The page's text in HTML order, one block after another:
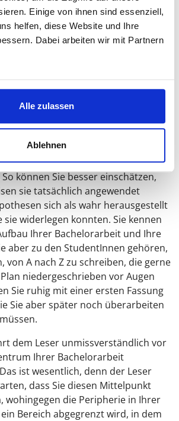
Einige von ihnen sind essenziell,
helfen, diese Website und Ihre
Dabei arbeiten wir mit Partnern
Alle zulassen
Ablehnen
Sie in Ihrer Einleitung beim Leser
nicht enttäuschen, sonst fühlt sich
Nase herumgeführt. Darüber
Ihrer Bachelorarbeit. Sie soll
sie nicht zu Beginn bereits
zu wollen.
Beginnen Sie mit der
Hauptteil Ihrer Bachelorarbeit auf
können Sie besser einschätzen,
sie tatsächlich angewendet
sich als wahr herausgestellt
sie widerlegen konnten. Sie kennen
Ihrer Bachelorarbeit und Ihre
aber zu den StudentInnen gehören,
von A nach Z zu schreiben, die gerne
niedergeschrieben vor Augen
Sie ruhig mit einer ersten Fassung
Sie aber später noch überarbeiten
dem Leser unmissverständlich vor
Ihrer Bachelorarbeit
ist wesentlich, denn der Leser
dass Sie diesen Mittelpunkt
wohingegen die Peripherie in Ihrer
Bereich abgegrenzt wird, in dem